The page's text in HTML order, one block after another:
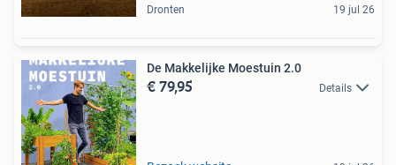
Dronten 19 jul 26
De Makkelijke Moestuin 2.0
€ 79,95 Details